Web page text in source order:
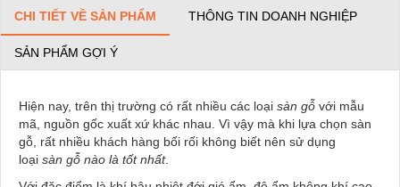
CHI TIẾT VỀ SẢN PHẨM THÔNG TIN DOANH NGHIỆP
SẢN PHẨM GỢI Ý
Hiện nay, trên thị trường có rất nhiều các loại sàn gỗ với mẫu
mã, nguồn gốc xuất xứ khác nhau. Vì vậy mà khi lựa chọn sàn
gỗ, rất nhiều khách hàng bối rối không biết nên sử dụng
loại sàn gỗ nào là tốt nhất.